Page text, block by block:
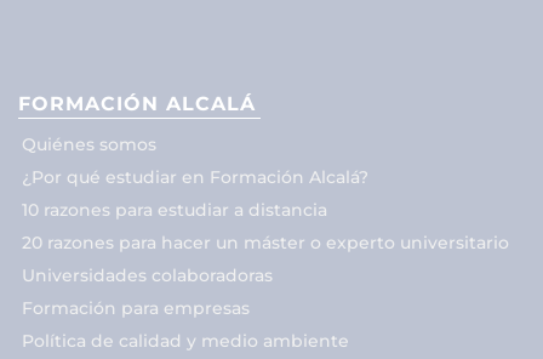
FORMACIÓN ALCALÁ
Quiénes somos
¿Por qué estudiar en Formación Alcalá?
10 razones para estudiar a distancia
20 razones para hacer un máster o experto universitario
Universidades colaboradoras
Formación para empresas
Política de calidad y medio ambiente